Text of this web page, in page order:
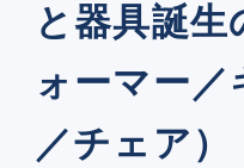
と器具誕生
ォーマー／
／チェア）